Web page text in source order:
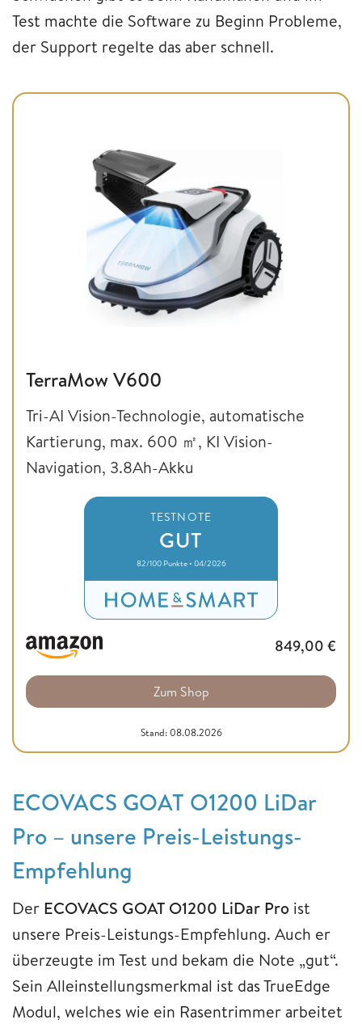
Test machte die Software zu Beginn Probleme,
der Support regelte das aber schnell.
TerraMow V600
Tri-AI Vision-Technologie, automatische
Kartierung, max. 600 ㎡, KI Vision-
Navigation, 3.8Ah-Akku
TESTNOTE
GUT
82/100 Punkte • 04/2026
849,00 €
Zum Shop
Stand: 08.08.2026
ECOVACS GOAT O1200 LiDar
Pro – unsere Preis-Leistungs-
Empfehlung
Der ECOVACS GOAT O1200 LiDar Pro ist
unsere Preis-Leistungs-Empfehlung. Auch er
überzeugte im Test und bekam die Note „gut“.
Sein Alleinstellungsmerkmal ist das TrueEdge
Modul, welches wie ein Rasentrimmer arbeitet